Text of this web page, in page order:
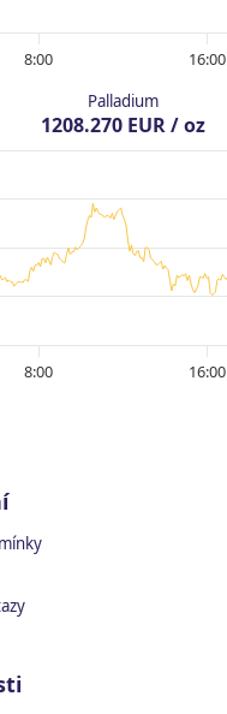
8:00 16:00
Palladium
1208.270 EUR / oz
8:00 16:00